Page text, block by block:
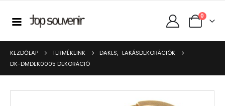
0
KEZDŐLAP TERMÉKEINK DAKLS, LAKÁSDEKORÁCIÓK
DK-DMDEK0005 DEKORÁCIÓ